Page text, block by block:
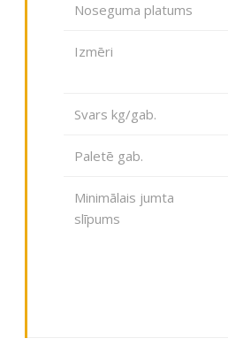
Noseguma platums
Izmēri
Svars kg/gab.
Paletē gab.
Minimālais jumta
slīpums